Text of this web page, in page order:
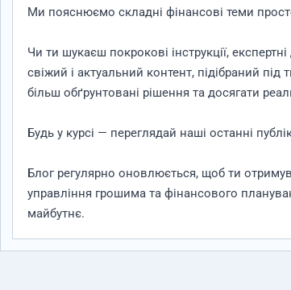
Ми пояснюємо складні фінансові теми
Чи ти шукаєш покрокові інструкції,
свіжий і актуальний контент, підібраний
більш обґрунтовані рішення та досягати
Будь у курсі — переглядай наші останні
Блог регулярно оновлюється, щоб ти
управління грошима та фінансового
майбутнє.